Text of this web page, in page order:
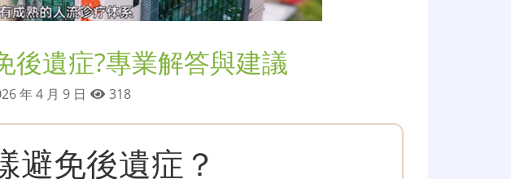
後遺症?專業解答與建議
年 4 月 9 日 318
避免後遺症？